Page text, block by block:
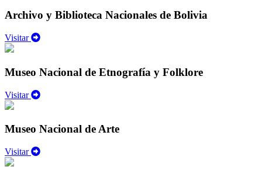
Archivo y Biblioteca Nacionales de Bolivia
Visitar
Museo Nacional de Etnografía y Folklore
Visitar
Museo Nacional de Arte
Visitar